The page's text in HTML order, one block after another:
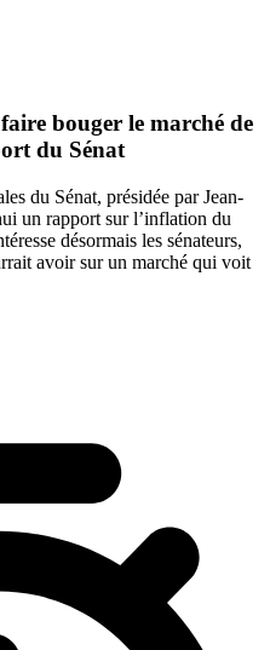
bouger le marché de
du Sénat
du Sénat, présidée par Jean-
un rapport sur l’inflation du
désormais les sénateurs,
avoir sur un marché qui voit